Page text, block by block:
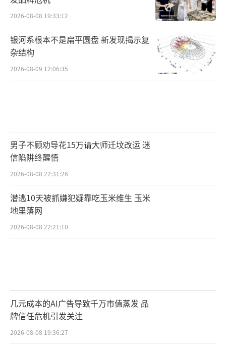
2026-08-08 19:33:12
银河系根本不是扁平圆盘 新发现揭示复
杂结构
2026-08-09 12:06:35
男子不顾劝导花15万请大师迁坟改运 迷
信陷阱终醒悟
2026-08-08 22:31:26
潜逃10天被抓嫌犯疑靠吃玉米维生 玉米
地里落网
2026-08-08 22:21:10
几元成本的AI广告导致千万市值蒸发 品
牌信任危机引发关注
2026-08-08 19:36:27